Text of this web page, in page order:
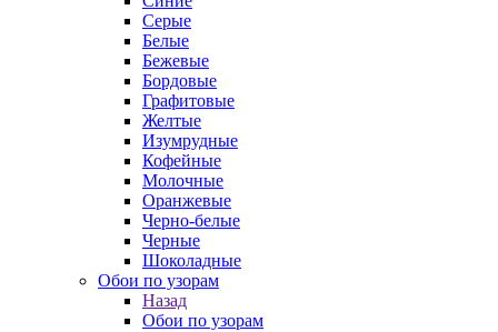
Серые
Белые
Бежевые
Бордовые
Графитовые
Желтые
Изумрудные
Кофейные
Молочные
Оранжевые
Черно-белые
Черные
Шоколадные
Обои по узорам
Назад
Обои по узорам